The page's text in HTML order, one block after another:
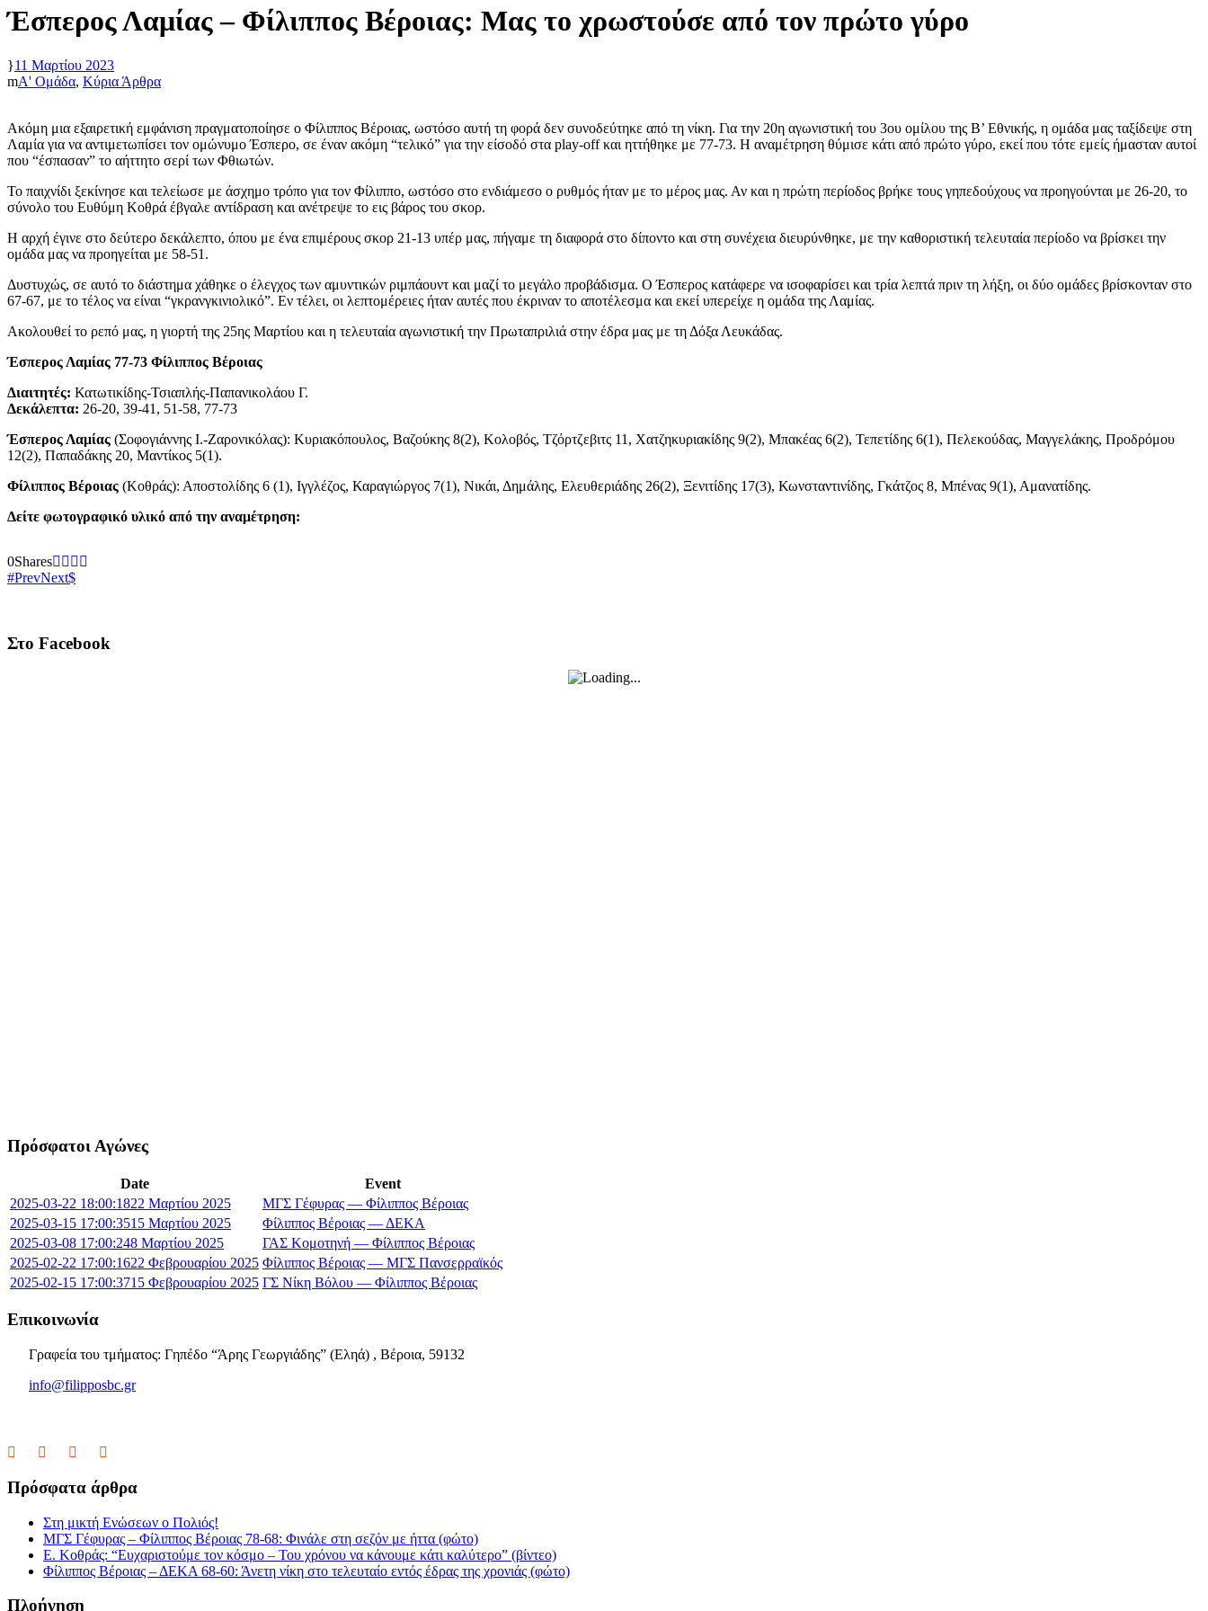
Έσπερος Λαμίας – Φίλιππος Βέροιας: Μας το χρωστούσε από τον πρώτο γύρο
11 Μαρτίου 2023
Α' Ομάδα, Κύρια Άρθρα
Ακόμη μια εξαιρετική εμφάνιση πραγματοποίησε ο Φίλιππος Βέροιας, ωστόσο αυτή τη φορά δεν συνοδεύτηκε από τη νίκη. Για την 20η αγωνιστική του 3ου ομίλου της Β’ Εθνικής, η ομάδα μας ταξίδεψε στη
Λαμία για να αντιμετωπίσει τον ομώνυμο Έσπερο, σε έναν ακόμη “τελικό” για την είσοδό στα play-off και ηττήθηκε με 77-73. Η αναμέτρηση θύμισε κάτι από πρώτο γύρο, εκεί που τότε εμείς ήμασταν αυτοί
που “έσπασαν” το αήττητο σερί των Φθιωτών.
Το παιχνίδι ξεκίνησε και τελείωσε με άσχημο τρόπο για τον Φίλιππο, ωστόσο στο ενδιάμεσο ο ρυθμός ήταν με το μέρος μας. Αν και η πρώτη περίοδος βρήκε τους γηπεδούχους να προηγούνται με 26-20, το
σύνολο του Ευθύμη Κοθρά έβγαλε αντίδραση και ανέτρεψε το εις βάρος του σκορ.
Η αρχή έγινε στο δεύτερο δεκάλεπτο, όπου με ένα επιμέρους σκορ 21-13 υπέρ μας, πήγαμε τη διαφορά στο δίποντο και στη συνέχεια διευρύνθηκε, με την καθοριστική τελευταία περίοδο να βρίσκει την
ομάδα μας να προηγείται με 58-51.
Δυστυχώς, σε αυτό το διάστημα χάθηκε ο έλεγχος των αμυντικών ριμπάουντ και μαζί το μεγάλο προβάδισμα. Ο Έσπερος κατάφερε να ισοφαρίσει και τρία λεπτά πριν τη λήξη, οι δύο ομάδες βρίσκονταν στο
67-67, με το τέλος να είναι “γκρανγκινιολικό”. Εν τέλει, οι λεπτομέρειες ήταν αυτές που έκριναν το αποτέλεσμα και εκεί υπερείχε η ομάδα της Λαμίας.
Ακολουθεί το ρεπό μας, η γιορτή της 25ης Μαρτίου και η τελευταία αγωνιστική την Πρωταπριλιά στην έδρα μας με τη Δόξα Λευκάδας.
Έσπερος Λαμίας 77-73 Φίλιππος Βέροιας
Διαιτητές: Κατωτικίδης-Τσιαπλής-Παπανικολάου Γ.
Δεκάλεπτα: 26-20, 39-41, 51-58, 77-73
Έσπερος Λαμίας (Σοφογιάννης Ι.-Ζαρονικόλας): Κυριακόπουλος, Βαζούκης 8(2), Κολοβός, Τζόρτζεβιτς 11, Χατζηκυριακίδης 9(2), Μπακέας 6(2), Τεπετίδης 6(1), Πελεκούδας, Μαγγελάκης, Προδρόμου
12(2), Παπαδάκης 20, Μαντίκος 5(1).
Φίλιππος Βέροιας (Κοθράς): Αποστολίδης 6 (1), Ιγγλέζος, Καραγιώργος 7(1), Νικάι, Δημάλης, Ελευθεριάδης 26(2), Ξενιτίδης 17(3), Κωνσταντινίδης, Γκάτζος 8, Μπένας 9(1), Αμανατίδης.
Δείτε φωτογραφικό υλικό από την αναμέτρηση:
0Shares
PrevNext
Στο Facebook
Πρόσφατοι Αγώνες
Date
Event
2025-03-22 18:00:1822 Μαρτίου 2025
ΜΓΣ Γέφυρας — Φίλιππος Βέροιας
2025-03-15 17:00:3515 Μαρτίου 2025
Φίλιππος Βέροιας — ΔΕΚΑ
2025-03-08 17:00:248 Μαρτίου 2025
ΓΑΣ Κομοτηνή — Φίλιππος Βέροιας
2025-02-22 17:00:1622 Φεβρουαρίου 2025 Φίλιππος Βέροιας — ΜΓΣ Πανσερραϊκός
2025-02-15 17:00:3715 Φεβρουαρίου 2025 ΓΣ Νίκη Βόλου — Φίλιππος Βέροιας
Επικοινωνία
Γραφεία του τμήματος: Γηπέδο “Άρης Γεωργιάδης” (Εληά) , Βέροια, 59132
info@filipposbc.gr
Πρόσφατα άρθρα
Στη μικτή Ενώσεων ο Πολιός!
ΜΓΣ Γέφυρας – Φίλιππος Βέροιας 78-68: Φινάλε στη σεζόν με ήττα (φώτο)
Ε. Κοθράς: “Ευχαριστούμε τον κόσμο – Του χρόνου να κάνουμε κάτι καλύτερο” (βίντεο)
Φίλιππος Βέροιας – ΔΕΚΑ 68-60: Άνετη νίκη στο τελευταίο εντός έδρας της χρονιάς (φώτο)
Πλοήγηση